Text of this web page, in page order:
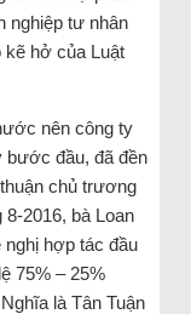
nghiệp tư nhân
hở của Luật
nên công ty
bước đầu, đã đền
chủ trương
2016, bà Loan
hợp tác đầu
75% – 25%
là Tân Tuận